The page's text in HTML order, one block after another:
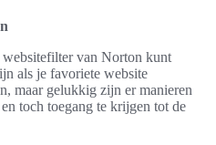
websitefilter van Norton kunt
als je favoriete website
maar gelukkig zijn er manieren
toch toegang te krijgen tot de